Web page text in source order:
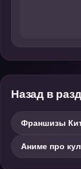
Назад в
Франшизы
Аниме про